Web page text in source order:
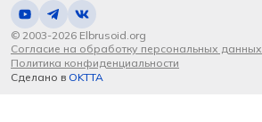
© 2003-2026 Elbrusoid.org
Согласие на обработку персональных данных
Политика конфиденциальности
Сделано в OKTTA